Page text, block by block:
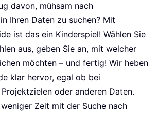
davon, mühsam nach
Ihren Daten zu suchen? Mit
ist das ein Kinderspiel! Wählen Sie
aus, geben Sie an, mit welcher
möchten – und fertig! Wir heben
klar hervor, egal ob bei
oder anderen Daten.
Zeit mit der Suche nach